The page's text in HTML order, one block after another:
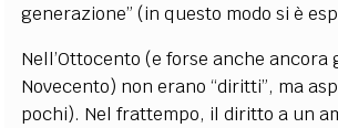
generazione” (in questo modo si è
Nell’Ottocento (e forse anche ancora
Novecento) non erano “diritti”, ma
pochi). Nel frattempo, il diritto a un